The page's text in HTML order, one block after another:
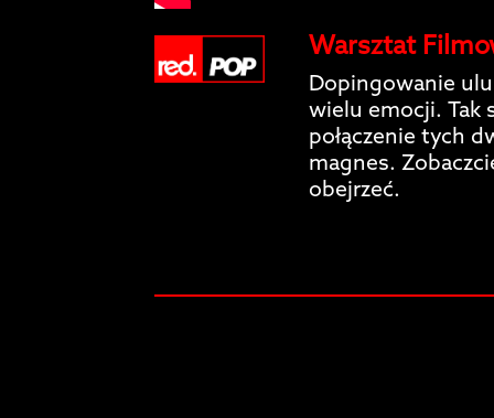
Warsztat
Dopingowanie
wielu emocji. Tak
połączenie tych
magnes.
obejrzeć.